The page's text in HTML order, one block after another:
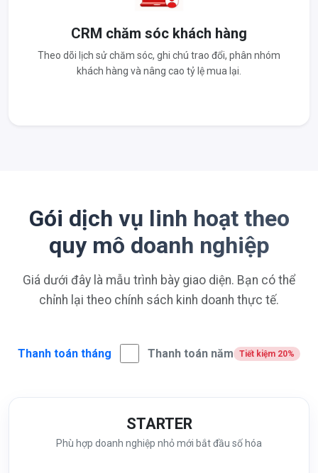
CRM chăm sóc khách hàng
Theo dõi lịch sử chăm sóc, ghi chú trao đổi, phân nhóm
khách hàng và nâng cao tỷ lệ mua lại.
Gói dịch vụ linh hoạt theo
quy mô doanh nghiệp
Giá dưới đây là mẫu trình bày giao diện. Bạn có thể
chỉnh lại theo chính sách kinh doanh thực tế.
Thanh toán tháng Thanh toán năm Tiết kiệm 20%
STARTER
Phù hợp doanh nghiệp nhỏ mới bắt đầu số hóa